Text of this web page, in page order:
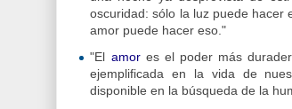
oscuridad: sólo la luz puede hacer
amor puede hacer eso."
"El amores el poder más
ejemplificada en la vida de
disponible en la búsqueda de la